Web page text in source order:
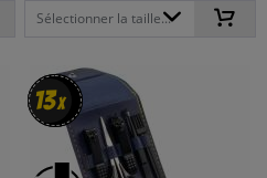
Sélectionner la taille...
13x
13x